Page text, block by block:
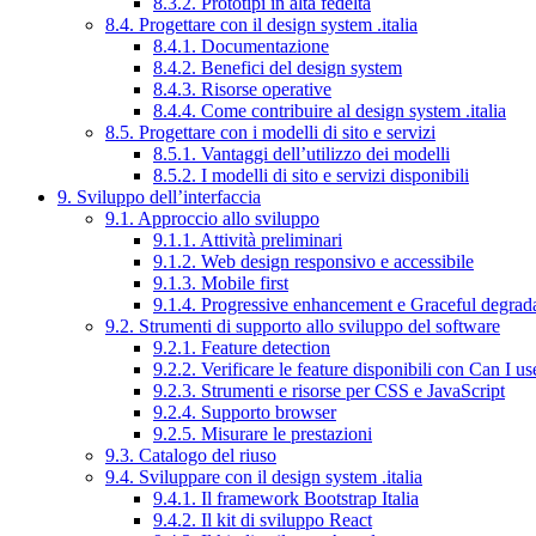
8.4. Progettare con il design system .italia
8.4.1. Documentazione
8.4.2. Benefici del design system
8.4.3. Risorse operative
8.4.4. Come contribuire al design system .italia
8.5. Progettare con i modelli di sito e servizi
8.5.1. Vantaggi dell’utilizzo dei modelli
8.5.2. I modelli di sito e servizi disponibili
9. Sviluppo dell’interfaccia
9.1. Approccio allo sviluppo
9.1.1. Attività preliminari
9.1.2. Web design responsivo e accessibile
9.1.3. Mobile first
9.1.4. Progressive enhancement e Graceful
9.2. Strumenti di supporto allo sviluppo del software
9.2.1. Feature detection
9.2.2. Verificare le feature disponibili con Can I
9.2.3. Strumenti e risorse per CSS e JavaScript
9.2.4. Supporto browser
9.2.5. Misurare le prestazioni
9.3. Catalogo del riuso
9.4. Sviluppare con il design system .italia
9.4.1. Il framework Bootstrap Italia
9.4.2. Il kit di sviluppo React